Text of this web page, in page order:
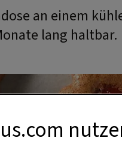
an einem
lang haltbar.